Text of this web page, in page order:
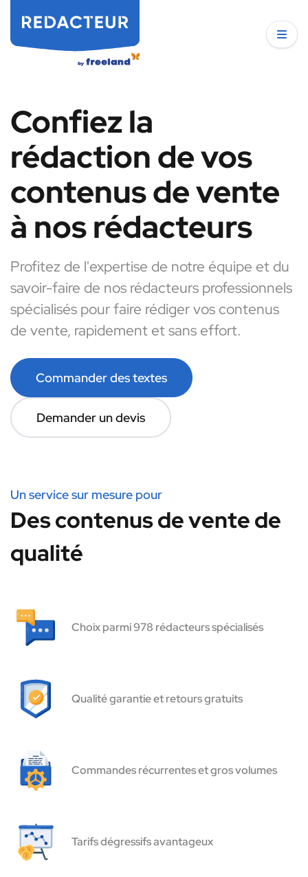
Confiez la
rédaction de vos
contenus de vente
à nos rédacteurs
Profitez de l'expertise de notre équipe et du
savoir-faire de nos rédacteurs professionnels
spécialisés pour faire rédiger vos contenus
de vente, rapidement et sans effort.
Commander des textes
Demander un devis
Un service sur mesure pour
Des contenus de vente de
qualité
Choix parmi 978 rédacteurs spécialisés
Qualité garantie et retours gratuits
Commandes récurrentes et gros volumes
Tarifs dégressifs avantageux